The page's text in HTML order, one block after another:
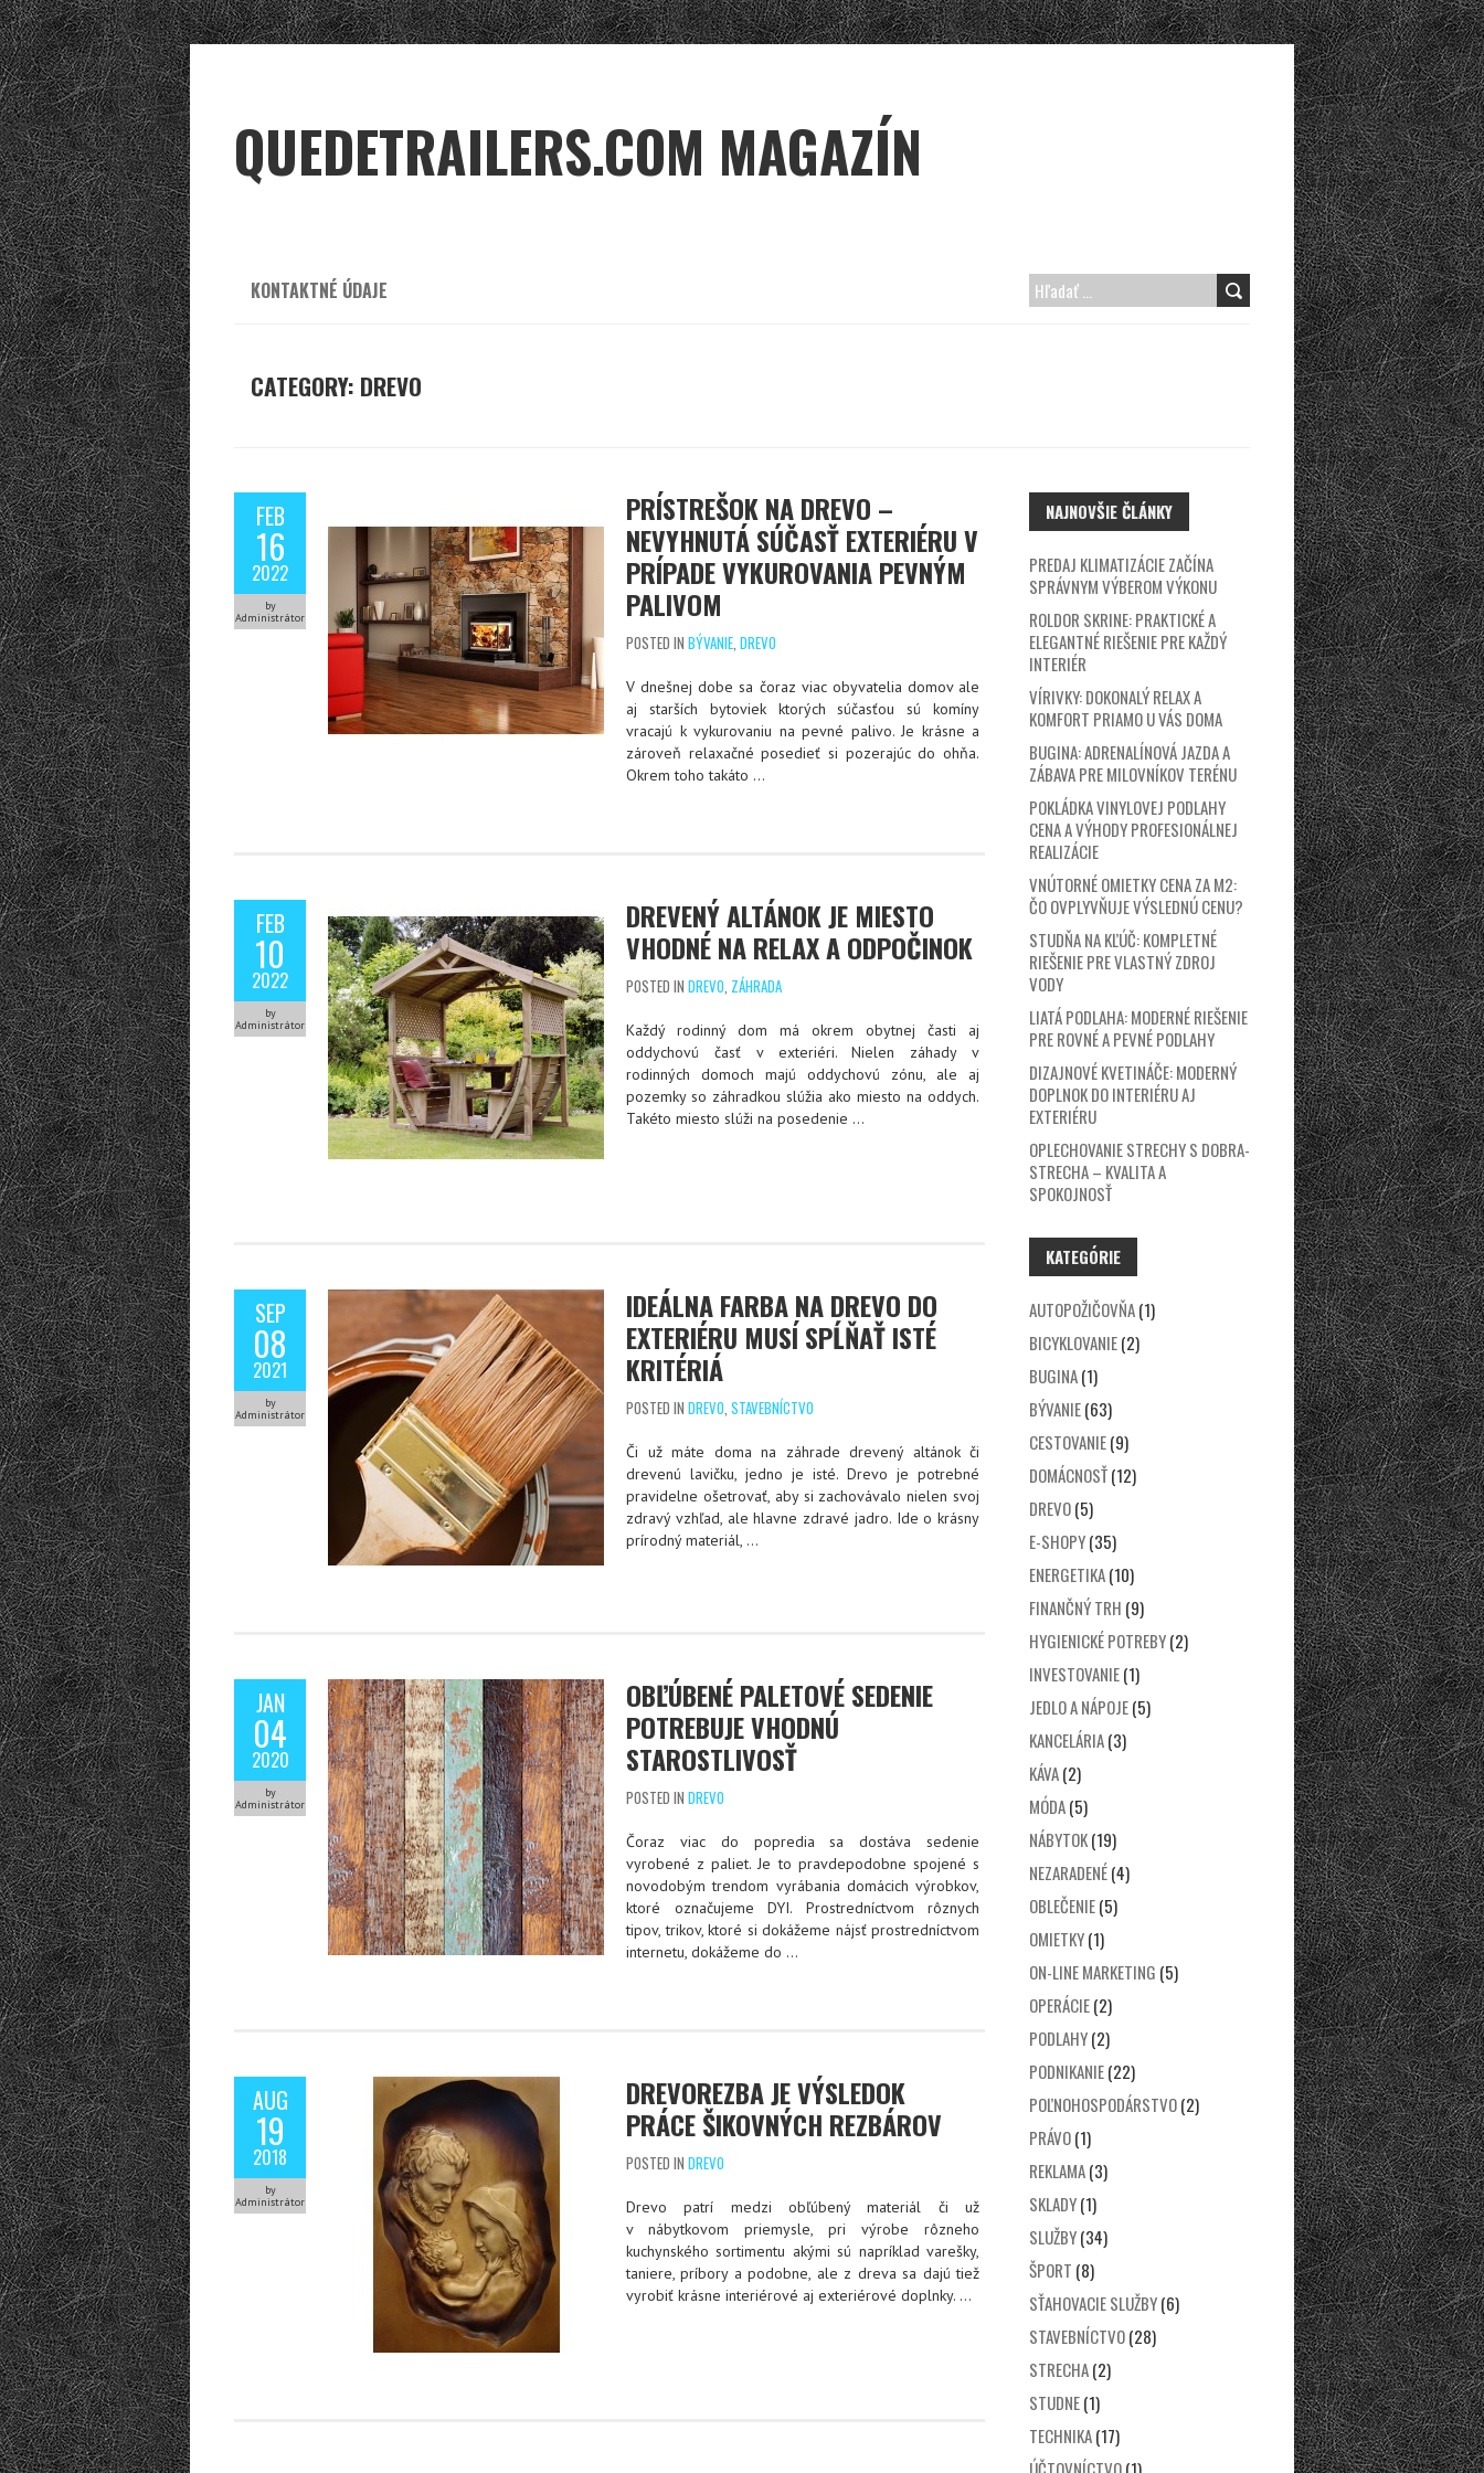
QUEDETRAILERS.COM MAGAZÍN
KONTAKTNÉ ÚDAJE
H
:
CATEGORY: DREVO
FEB
16
2022
by
Administrátor
PRÍSTREŠOK NA DREVO –
NEVYHNUTÁ SÚČASŤ EXTERIÉRU V
PRÍPADE VYKUROVANIA PEVNÝM
PALIVOM
POSTED IN BÝVANIE, DREVO
V dnešnej dobe sa čoraz viac obyvatelia domov ale
aj starších bytoviek ktorých súčasťou sú komíny
vracajú k vykurovaniu na pevné palivo. Je krásne a
zároveň relaxačné posedieť si pozerajúc do ohňa.
Okrem toho takáto …
FEB
10
2022
by
Administrátor
DREVENÝ ALTÁNOK JE MIESTO
VHODNÉ NA RELAX A ODPOČINOK
POSTED IN DREVO, ZÁHRADA
Každý rodinný dom má okrem obytnej časti aj
oddychovú časť v exteriéri. Nielen záhady v
rodinných domoch majú oddychovú zónu, ale aj
pozemky so záhradkou slúžia ako miesto na oddych.
Takéto miesto slúži na posedenie …
SEP
08
2021
by
Administrátor
IDEÁLNA FARBA NA DREVO DO
EXTERIÉRU MUSÍ SPĹŇAŤ ISTÉ
KRITÉRIÁ
POSTED IN DREVO, STAVEBNÍCTVO
Či už máte doma na záhrade drevený altánok či
drevenú lavičku, jedno je isté. Drevo je potrebné
pravidelne ošetrovať, aby si zachovávalo nielen svoj
zdravý vzhľad, ale hlavne zdravé jadro. Ide o krásny
prírodný materiál, …
JAN
04
2020
by
Administrátor
OBĽÚBENÉ PALETOVÉ SEDENIE
POTREBUJE VHODNÚ
STAROSTLIVOSŤ
POSTED IN DREVO
Čoraz viac do popredia sa dostáva sedenie
vyrobené z paliet. Je to pravdepodobne spojené s
novodobým trendom vyrábania domácich výrobkov,
ktoré označujeme DYI. Prostredníctvom rôznych
tipov, trikov, ktoré si dokážeme nájsť prostredníctvom
internetu, dokážeme do …
AUG
19
2018
by
Administrátor
DREVOREZBA JE VÝSLEDOK
PRÁCE ŠIKOVNÝCH REZBÁROV
POSTED IN DREVO
Drevo patrí medzi obľúbený materiál či už
v nábytkovom priemysle, pri výrobe rôzneho
kuchynského sortimentu akými sú napríklad varešky,
taniere, príbory a podobne, ale z dreva sa dajú tiež
vyrobiť krásne interiérové aj exteriérové doplnky. …
NAJNOVŠIE ČLÁNKY
PREDAJ KLIMATIZÁCIE ZAČÍNA
SPRÁVNYM VÝBEROM VÝKONU
ROLDOR SKRINE: PRAKTICKÉ A
ELEGANTNÉ RIEŠENIE PRE KAŽDÝ
INTERIÉR
VÍRIVKY: DOKONALÝ RELAX A
KOMFORT PRIAMO U VÁS DOMA
BUGINA: ADRENALÍNOVÁ JAZDA A
ZÁBAVA PRE MILOVNÍKOV TERÉNU
POKLÁDKA VINYLOVEJ PODLAHY
CENA A VÝHODY PROFESIONÁLNEJ
REALIZÁCIE
VNÚTORNÉ OMIETKY CENA ZA M2:
ČO OVPLYVŇUJE VÝSLEDNÚ CENU?
STUDŇA NA KĽÚČ: KOMPLETNÉ
RIEŠENIE PRE VLASTNÝ ZDROJ
VODY
LIATÁ PODLAHA: MODERNÉ RIEŠENIE
PRE ROVNÉ A PEVNÉ PODLAHY
DIZAJNOVÉ KVETINÁČE: MODERNÝ
DOPLNOK DO INTERIÉRU AJ
EXTERIÉRU
OPLECHOVANIE STRECHY S DOBRA-
STRECHA – KVALITA A
SPOKOJNOSŤ
KATEGÓRIE
AUTOPOŽIČOVŇA(1)
BICYKLOVANIE(2)
BUGINA(1)
BÝVANIE(63)
CESTOVANIE(9)
DOMÁCNOSŤ(12)
DREVO(5)
E-SHOPY(35)
ENERGETIKA(10)
FINANČNÝ TRH (9)
HYGIENICKÉ POTREBY(2)
INVESTOVANIE(1)
JEDLO A NÁPOJE(5)
KANCELÁRIA(3)
KÁVA(2)
MÓDA(5)
NÁBYTOK(19)
NEZARADENÉ(4)
OBLEČENIE(5)
OMIETKY(1)
ON-LINE MARKETING (5)
OPERÁCIE(2)
PODLAHY(2)
PODNIKANIE(22)
POĽNOHOSPODÁRSTVO(2)
PRÁVO(1)
REKLAMA(3)
SKLADY(1)
SLUŽBY(34)
ŠPORT (8)
SŤAHOVACIE SLUŽBY(6)
STAVEBNÍCTVO(28)
STRECHA(2)
STUDNE(1)
TECHNIKA(17)